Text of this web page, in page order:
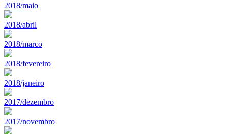
2018/maio
2018/abril
2018/marco
2018/fevereiro
2018/janeiro
2017/dezembro
2017/novembro